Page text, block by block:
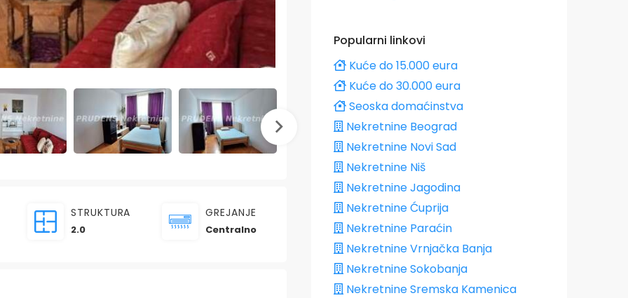
STRUKTURA
2.0
GREJANJE
Centralno
Popularni linkovi
Kuće do 15.000 eura
Kuće do 30.000 eura
Seoska domaćinstva
Nekretnine Beograd
Nekretnine Novi Sad
Nekretnine Niš
Nekretnine Jagodina
Nekretnine Ćuprija
Nekretnine Paraćin
Nekretnine Vrnjačka Banja
Nekretnine Sokobanja
Nekretnine Sremska Kamenica